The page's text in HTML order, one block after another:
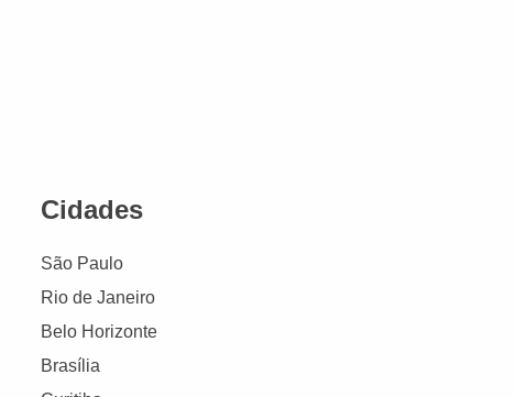
Cidades
São Paulo
Rio de Janeiro
Belo Horizonte
Brasília